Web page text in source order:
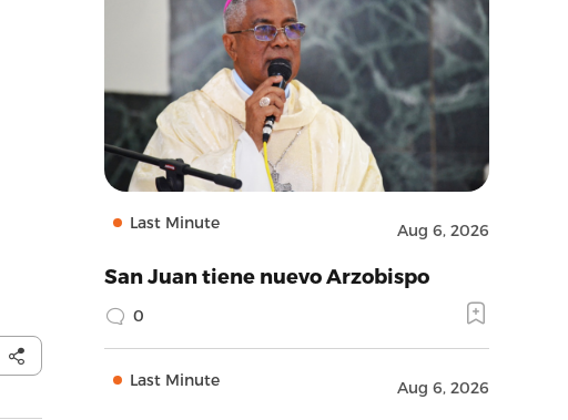
Last Minute Aug 6, 2026
San Juan tiene nuevo Arzobispo
0
Last Minute Aug 6, 2026